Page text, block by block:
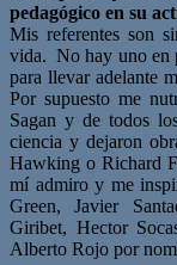
pedagógico en su
Mis referentes son
vida. No hay uno en
para llevar adelante
Por supuesto me
Sagan y de todos
ciencia y dejaron
Hawking o Richard
mí admiro y me
Green, Javier
Giribet, Hector
Alberto Rojo por